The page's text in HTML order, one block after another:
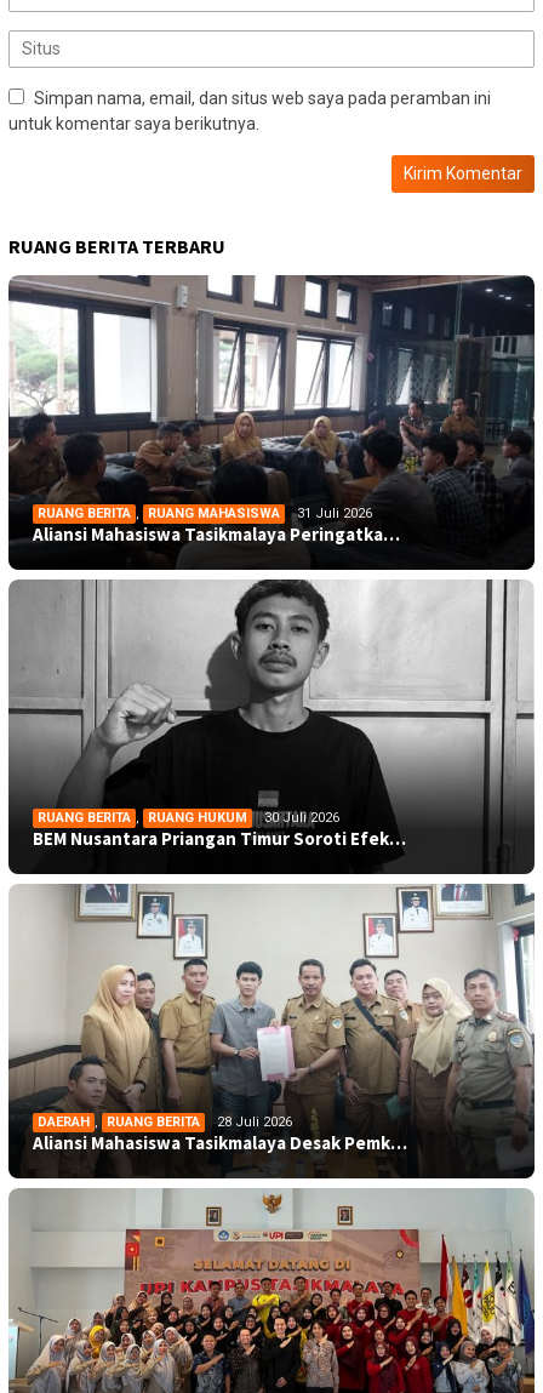
Simpan nama, email, dan situs web saya pada peramban ini
untuk komentar saya berikutnya.
RUANG BERITA TERBARU
RUANG BERITA , RUANG MAHASISWA 31 Juli 2026
Aliansi Mahasiswa Tasikmalaya Peringatka…
RUANG BERITA , RUANG HUKUM 30 Juli 2026
BEM Nusantara Priangan Timur Soroti Efek…
DAERAH , RUANG BERITA 28 Juli 2026
Aliansi Mahasiswa Tasikmalaya Desak Pemk…